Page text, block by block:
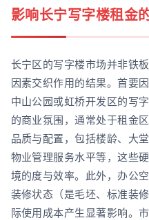
影响长宁写字楼租金
长宁区的写字楼市场并非铁
因素交织作用的结果。首要
中山公园或虹桥开发区的写
的商业氛围，通常处于租金
品质与配置，包括楼龄、大
物业管理服务水平等，这些
境的度与效率。此外，办公
装修状态（是毛坯、标准装
际使用成本产生显著影响。